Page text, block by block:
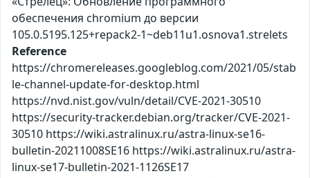
обеспечения chromium до версии
105.0.5195.125+repack2-1~deb11u1.osnova1.strelets
Reference
https://chromereleases.googleblog.com/2021/05/stab
le-channel-update-for-desktop.html
https://nvd.nist.gov/vuln/detail/CVE-2021-30510
https://security-tracker.debian.org/tracker/CVE-2021-
30510 https://wiki.astralinux.ru/astra-linux-se16-
bulletin-20211008SE16 https://wiki.astralinux.ru/astra-
linux-se17-bulletin-2021-1126SE17